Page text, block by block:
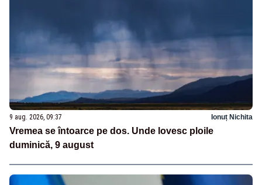
9 aug. 2026, 09:37 Ionuț Nichita
Vremea se întoarce pe dos. Unde lovesc ploile
duminică, 9 august